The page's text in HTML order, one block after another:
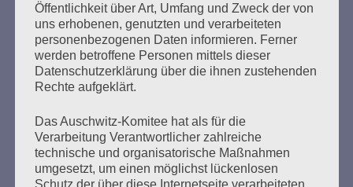
Bitte, bitte schweigt nicht, wenn ihr Unrecht seht.
Seid solidarisch! Helft einander! Achtet auf die
Schwächsten!
Bleibt mutig! Ich vertraue auf die Jugend, ich
Nie wieder Faschismus – nie wieder Krieg!
Esther Bejarano - 3. Mai 2021
Öffentlichkeit über Art, Umfang und Zweck der von
uns erhobenen, genutzten und verarbeiteten
personenbezogenen Daten informieren. Ferner
werden betroffene Personen mittels dieser
Datenschutzerklärung über die ihnen zustehenden
Rechte aufgeklärt.
Das Auschwitz-Komitee hat als für die
Verarbeitung Verantwortlicher zahlreiche
technische und organisatorische Maßnahmen
umgesetzt, um einen möglichst lückenlosen
Schutz der über diese Internetseite verarbeiteten